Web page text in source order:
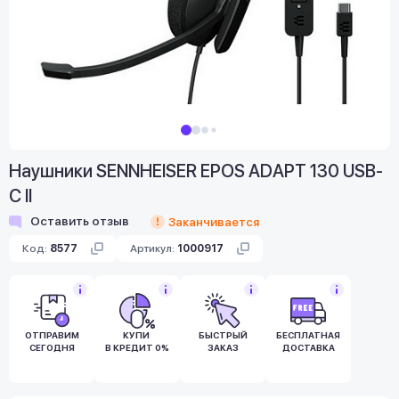
Наушники SENNHEISER EPOS ADAPT 130 USB-
C II
Оставить отзыв Заканчивается
Код: 8577 Артикул: 1000917
ОТПРАВИМ
СЕГОДНЯ
КУПИ
В КРЕДИТ 0%
БЫСТРЫЙ
ЗАКАЗ
БЕСПЛАТНАЯ
ДОСТАВКА